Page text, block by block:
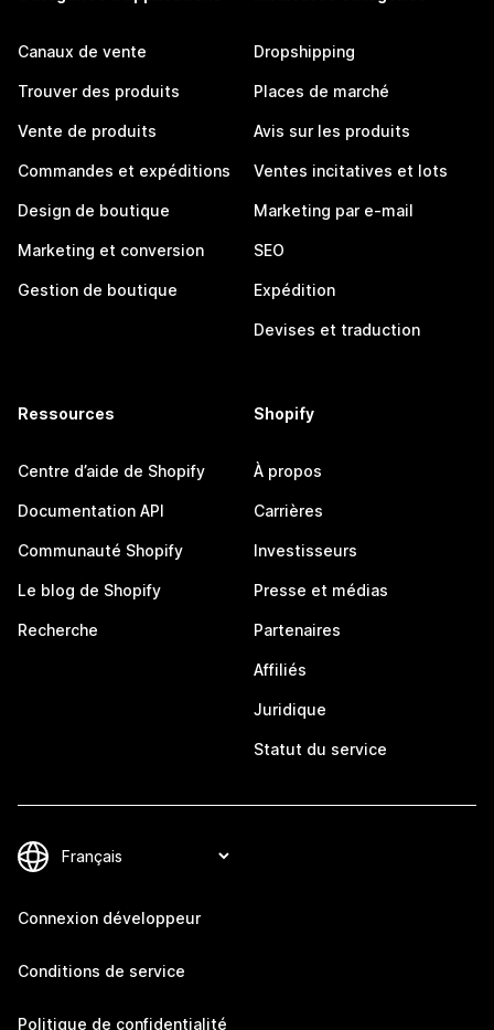
Canaux de vente
Trouver des produits
Vente de produits
Commandes et expéditions
Design de boutique
Marketing et conversion
Gestion de boutique
Dropshipping
Places de marché
Avis sur les produits
Ventes incitatives et lots
Marketing par e-mail
SEO
Expédition
Devises et traduction
Ressources
Centre d’aide de Shopify
Documentation API
Communauté Shopify
Le blog de Shopify
Recherche
Shopify
À propos
Carrières
Investisseurs
Presse et médias
Partenaires
Affiliés
Juridique
Statut du service
Connexion développeur
Conditions de service
Politique de confidentialité